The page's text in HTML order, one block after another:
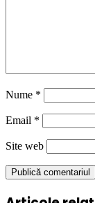
Nume *
Email *
Site web